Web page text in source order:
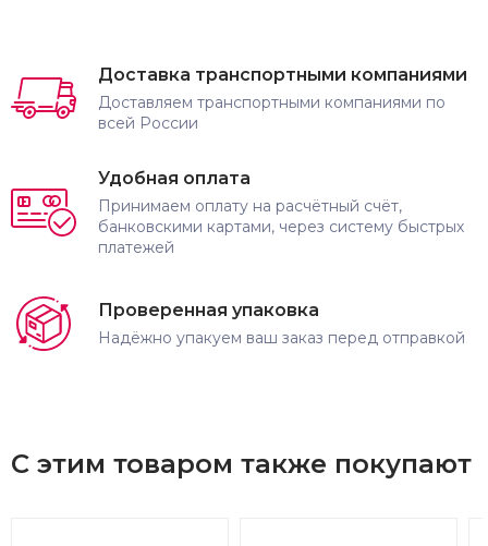
Доставка транспортными компаниями
Доставляем транспортными компаниями по
всей России
Удобная оплата
Принимаем оплату на расчётный счёт,
банковскими картами, через систему быстрых
платежей
Проверенная упаковка
Надёжно упакуем ваш заказ перед отправкой
С этим товаром также покупают